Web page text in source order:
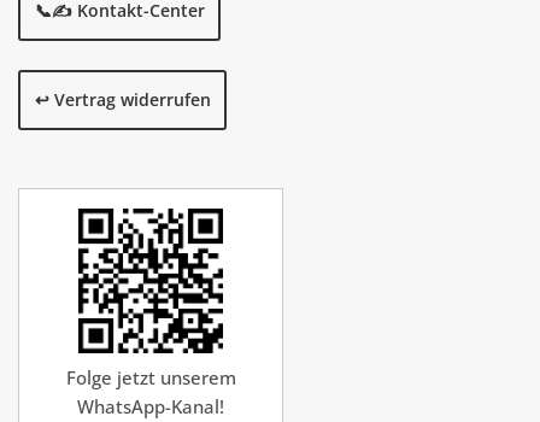
📞✍️ Kontakt-Center
↩️ Vertrag widerrufen
Folge jetzt unserem
WhatsApp-Kanal!